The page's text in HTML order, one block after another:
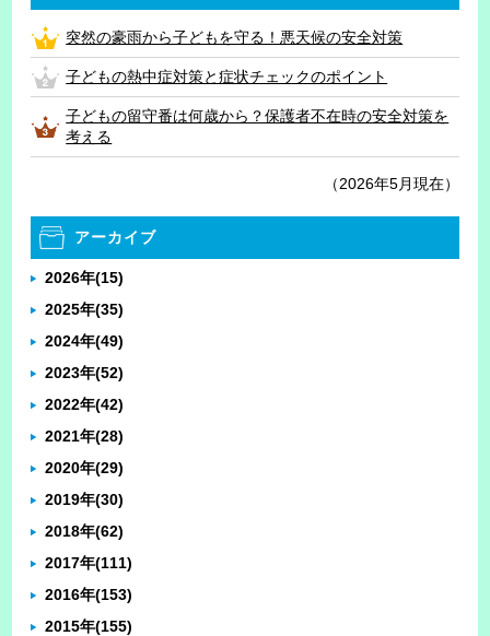
突然の豪雨から子どもを守る！悪天候の安全対策
子どもの熱中症対策と症状チェックのポイント
子どもの留守番は何歳から？保護者不在時の安全対策を
考える
（2026年5月現在）
アーカイブ
2026年(15)
2025年(35)
2024年(49)
2023年(52)
2022年(42)
2021年(28)
2020年(29)
2019年(30)
2018年(62)
2017年(111)
2016年(153)
2015年(155)